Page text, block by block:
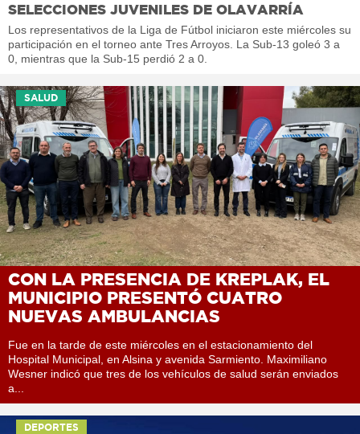
SELECCIONES JUVENILES DE OLAVARRÍA
Los representativos de la Liga de Fútbol iniciaron este miércoles su
participación en el torneo ante Tres Arroyos. La Sub-13 goleó 3 a
0, mientras que la Sub-15 perdió 2 a 0.
SALUD
CON LA PRESENCIA DE KREPLAK, EL
MUNICIPIO PRESENTÓ CUATRO
NUEVAS AMBULANCIAS
Fue en la tarde de este miércoles en el estacionamiento del
Hospital Municipal, en Alsina y avenida Sarmiento. Maximiliano
Wesner indicó que tres de los vehículos de salud serán enviados
a...
DEPORTES